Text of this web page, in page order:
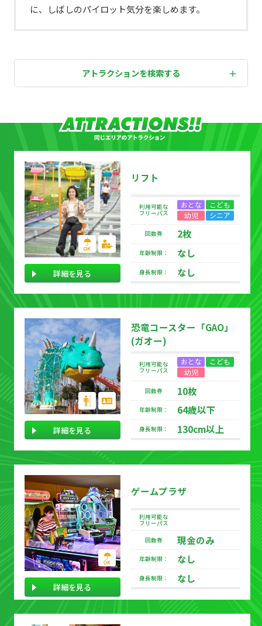
に、しばしのパイロット気分を楽しめます。
アトラクションを検索する
リフト
利用可能な
フリーパス
おとな
こども
幼児
シニア
回数券 2枚
年齢制限： なし
身長制限： なし
詳細を見る
恐竜コースター「GAO」
(ガオー)
利用可能な
フリーパス
おとな
こども
幼児
回数券 10枚
年齢制限： 64歳以下
身長制限： 130cm以上
詳細を見る
ゲームプラザ
利用可能な
フリーパス
回数券 現金のみ
年齢制限： なし
身長制限： なし
詳細を見る